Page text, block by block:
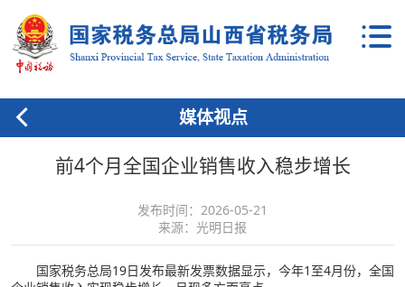
媒体视点
前4个月全国企业销售收入稳步增长
发布时间：2026-05-21
来源：光明日报
国家税务总局19日发布最新发票数据显示，今年1至4月份，全国